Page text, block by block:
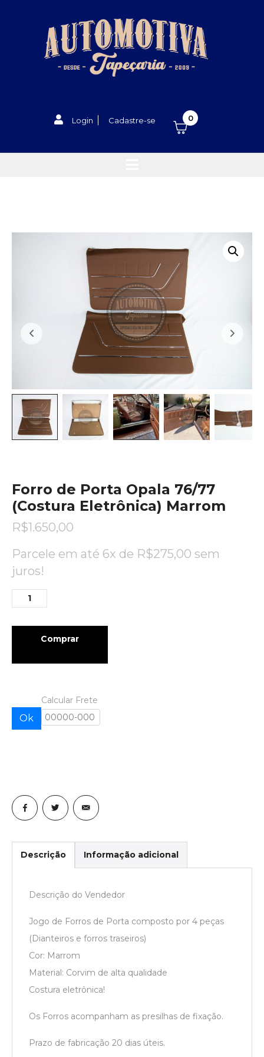
Login Cadastre-se 0
Forro de Porta Opala 76/77
(Costura Eletrônica) Marrom
R$1.650,00
Parcele em até 6x de R$275,00 sem
juros!
Comprar
Calcular Frete
Ok
Descrição Informação adicional
Descrição do Vendedor
Jogo de Forros de Porta composto por 4 peças
(Dianteiros e forros traseiros)
Cor: Marrom
Material: Corvim de alta qualidade
Costura eletrônica!
Os Forros acompanham as presilhas de fixação.
Prazo de fabricação 20 dias úteis.